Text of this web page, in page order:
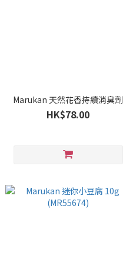
Marukan 天然花香持續消臭劑
HK$78.00